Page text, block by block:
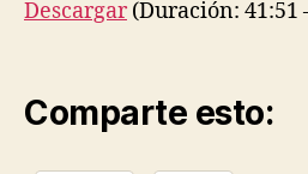
Descargar(Duración: 41:51
Comparte esto: